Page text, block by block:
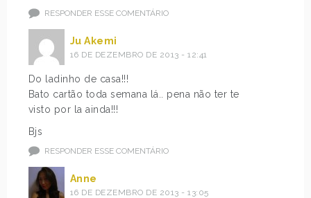
RESPONDER ESSE COMENTÁRIO
Ju Akemi
16 DE DEZEMBRO DE 2013 - 12:41
Do ladinho de casa!!!
Bato cartão toda semana lá.. pena não ter te
visto por la ainda!!!
Bjs
RESPONDER ESSE COMENTÁRIO
Anne
16 DE DEZEMBRO DE 2013 - 13:05